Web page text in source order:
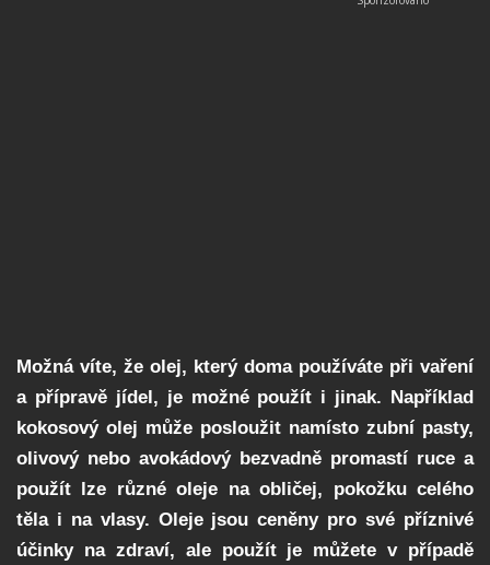
Možná víte, že olej, který doma používáte při vaření
a přípravě jídel, je možné použít i jinak. Například
kokosový olej může posloužit namísto zubní pasty,
olivový nebo avokádový bezvadně promastí ruce a
použít lze různé oleje na obličej, pokožku celého
těla i na vlasy. Oleje jsou ceněny pro své příznivé
účinky na zdraví, ale použít je můžete v případě